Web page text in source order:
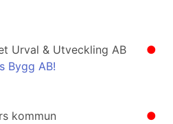
●
Urval & Utveckling AB
Bygg AB!
●
kommun